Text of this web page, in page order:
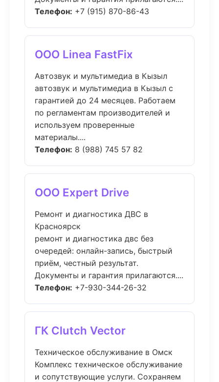
Телефон: +7 (915) 870-86-43
ООО Linea FastFix
Автозвук и мультимедиа в Кызыл
автозвук и мультимедиа в Кызыл с
гарантией до 24 месяцев. Работаем
по регламентам производителей и
используем проверенные
материалы....
Телефон: 8 (988) 745 57 82
ООО Expert Drive
Ремонт и диагностика ДВС в
Красноярск
ремонт и диагностика двс без
очередей: онлайн-запись, быстрый
приём, честный результат.
Документы и гарантия прилагаются....
Телефон: +7-930-344-26-32
ГК Clutch Vector
Техническое обслуживание в Омск
Комплекс техническое обслуживание
и сопутствующие услуги. Сохраняем